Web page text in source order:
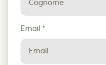
Email *